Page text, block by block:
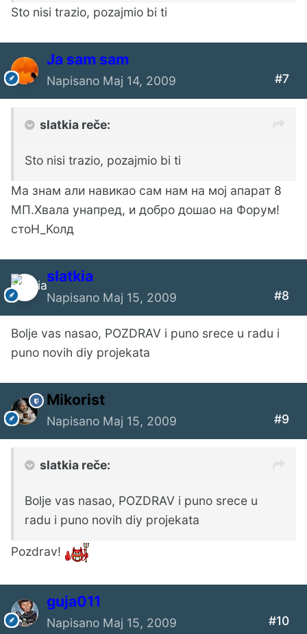
Sto nisi trazio, pozajmio bi ti
Ја sam sam
Napisano Maj 14, 2009 #7
slatkia reče:
Sto nisi trazio, pozajmio bi ti
Ма знам али навикао сам нам на мој апарат 8
МП.Хвала унапред, и добро дошао на Форум!
стоН_Колд
slatkia
Napisano Maj 15, 2009 #8
Bolje vas nasao, POZDRAV i puno srece u radu i
puno novih diy projekata
Mikorist
Napisano Maj 15, 2009 #9
slatkia reče:
Bolje vas nasao, POZDRAV i puno srece u
radu i puno novih diy projekata
Pozdrav!
guja011
Napisano Maj 15, 2009 #10